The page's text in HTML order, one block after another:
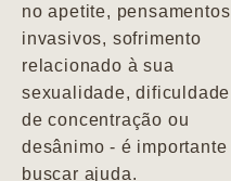
no apetite, pensamentos
invasivos, sofrimento
relacionado à sua
sexualidade, dificuldade
de concentração ou
desânimo - é importante
buscar ajuda.